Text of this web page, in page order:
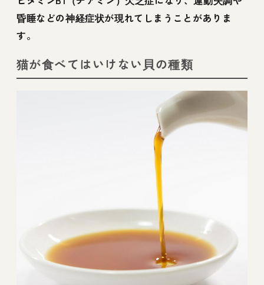
昏睡などの神経症状が現れてしまうことがありま
す。
猫が食べてはいけない貝の種類